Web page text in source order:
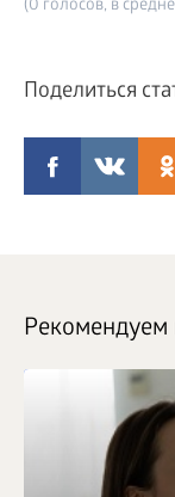
(0 голосов, в
Поделиться
Рекомендуем